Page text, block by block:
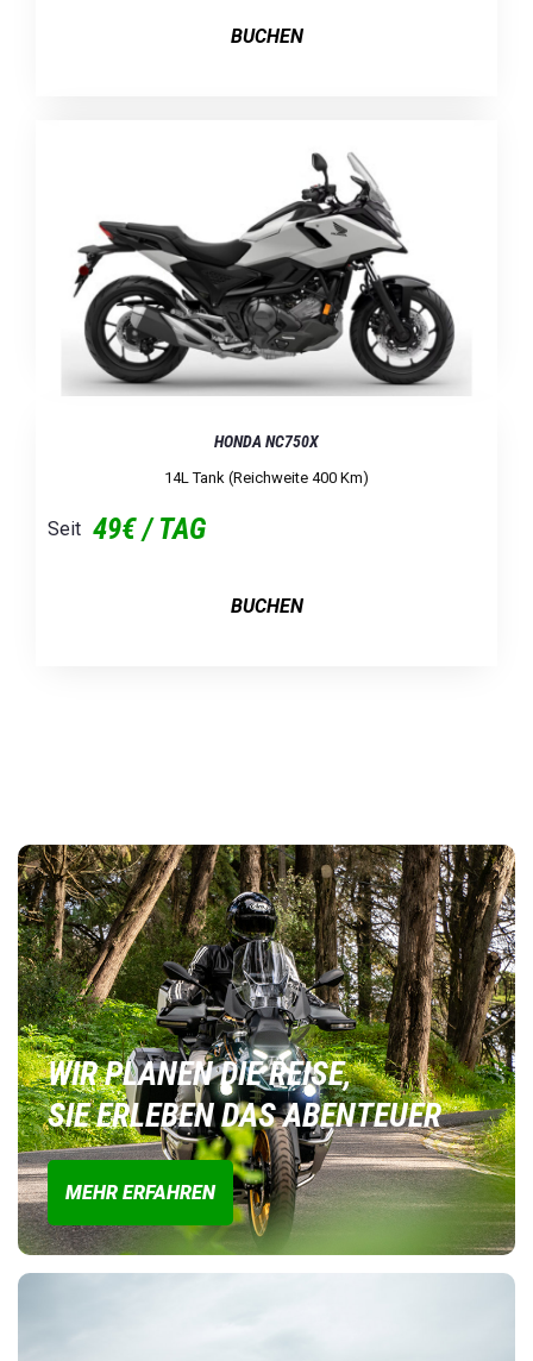
BUCHEN
HONDA NC750X
14L Tank (Reichweite 400 Km)
Seit 49€ / TAG
BUCHEN
WIR PLANEN DIE REISE,
SIE ERLEBEN DAS ABENTEUER
MEHR ERFAHREN